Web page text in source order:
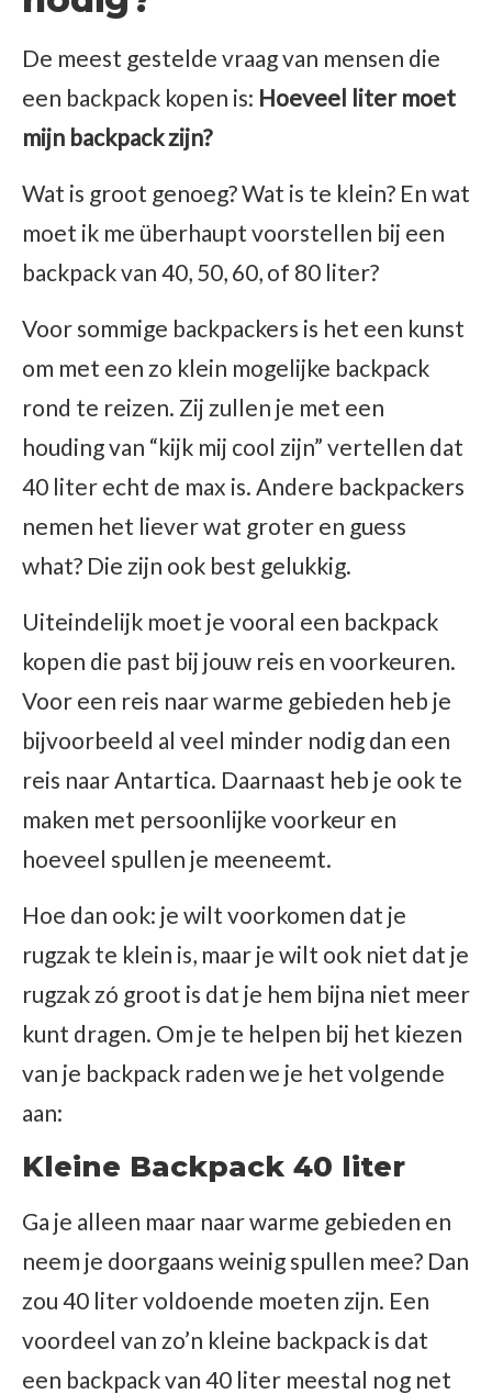
De meest gestelde vraag van mensen die
een backpack kopen is: Hoeveel liter moet
mijn backpack zijn?
Wat is groot genoeg? Wat is te klein? En wat
moet ik me überhaupt voorstellen bij een
backpack van 40, 50, 60, of 80 liter?
Voor sommige backpackers is het een kunst
om met een zo klein mogelijke backpack
rond te reizen. Zij zullen je met een
houding van “kijk mij cool zijn” vertellen dat
40 liter echt de max is. Andere backpackers
nemen het liever wat groter en guess
what? Die zijn ook best gelukkig.
Uiteindelijk moet je vooral een backpack
kopen die past bij jouw reis en voorkeuren.
Voor een reis naar warme gebieden heb je
bijvoorbeeld al veel minder nodig dan een
reis naar Antartica. Daarnaast heb je ook te
maken met persoonlijke voorkeur en
hoeveel spullen je meeneemt.
Hoe dan ook: je wilt voorkomen dat je
rugzak te klein is, maar je wilt ook niet dat je
rugzak zó groot is dat je hem bijna niet meer
kunt dragen. Om je te helpen bij het kiezen
van je backpack raden we je het volgende
aan:
Kleine Backpack 40 liter
Ga je alleen maar naar warme gebieden en
neem je doorgaans weinig spullen mee? Dan
zou 40 liter voldoende moeten zijn. Een
voordeel van zo’n kleine backpack is dat
een backpack van 40 liter meestal nog net